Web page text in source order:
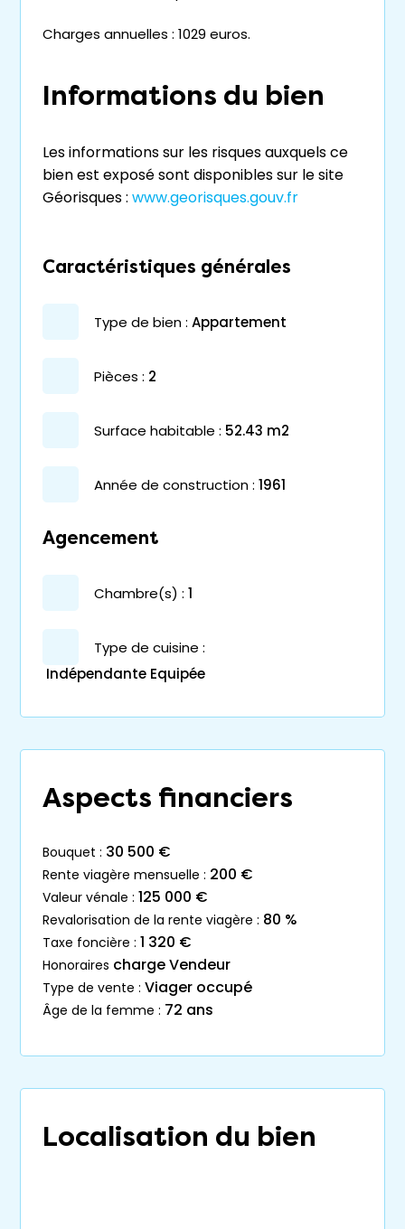
Charges annuelles : 1029 euros.
Informations du bien
Les informations sur les risques auxquels ce
bien est exposé sont disponibles sur le site
Géorisques : www.georisques.gouv.fr
Caractéristiques générales
type de bien : appartement
pièces : 2
surface habitable : 52.43 m2
année de construction : 1961
Agencement
chambre(s) : 1
Type de cuisine :
Indépendante Equipée
Aspects financiers
bouquet : 30 500 €
rente viagère mensuelle : 200 €
valeur vénale : 125 000 €
revalorisation de la rente viagère : 80 %
taxe foncière : 1 320 €
honoraires charge Vendeur
type de vente : Viager occupé
âge de la femme : 72 ans
Localisation du bien